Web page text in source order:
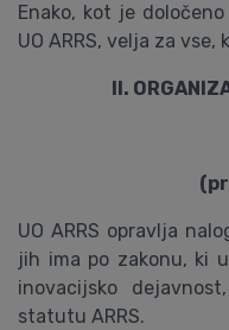
Enako, kot je
UO ARRS, velja za vse,
II.
UO ARRS opravlja
jih ima po zakonu, ki
inovacijsko
statutu ARRS.